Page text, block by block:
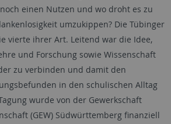
einen Nutzen und wo droht es zu
umzukippen? Die Tübinger
vierte ihrer Art. Leitend war die Idee,
und Forschung sowie Wissenschaft
zu verbinden und damit den
in den schulischen Alltag
wurde von der Gewerkschaft
(GEW) Südwürttemberg finanziell